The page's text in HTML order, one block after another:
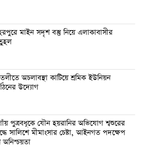
মাইন সদৃশ বস্তু নিয়ে এলাকাবাসীর
অচলাবস্থা কাটিয়ে শ্রমিক ইউনিয়ন
উদ্যোগ
পুত্রবধূকে যৌন হয়রানির অভিযোগ শ্বশুরের
সালিশে মীমাংসার চেষ্টা, আইনগত পদক্ষেপ
অনিশ্চয়তা